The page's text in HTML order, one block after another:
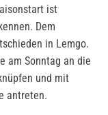
ist
Dem
in Lemgo.
am Sonntag an die
und mit
antreten.